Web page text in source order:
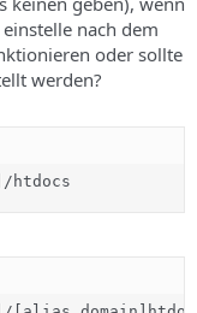
nach dem
oder sollte
werden?
htdocs